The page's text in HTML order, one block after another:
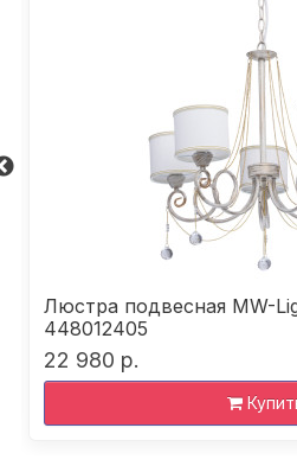
Люстра подвесная MW-
448012405
22 980 р.